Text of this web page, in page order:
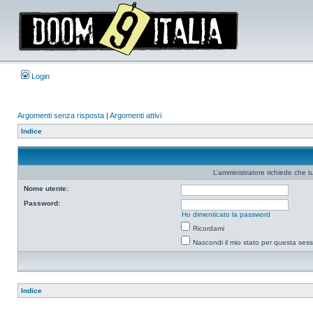
Login
Argomenti senza risposta | Argomenti attivi
Indice
L’amministratore richiede che
Nome utente:
Password:
Ho dimenticato la password
Ricordami
Nascondi il mio stato per questa
Indice